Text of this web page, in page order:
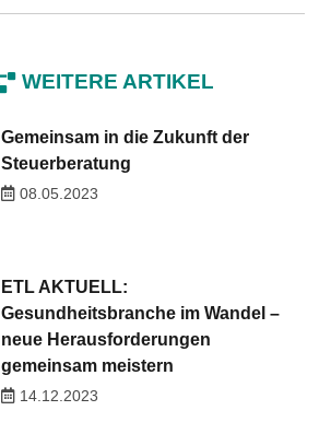
WEITERE ARTIKEL
Gemeinsam in die Zukunft der
Steuerberatung
08.05.2023
ETL AKTUELL:
Gesundheitsbranche im Wandel –
neue Herausforderungen
gemeinsam meistern
14.12.2023